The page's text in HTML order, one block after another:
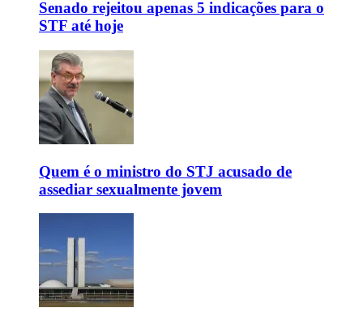
Senado rejeitou apenas 5 indicações para o
STF até hoje
Quem é o ministro do STJ acusado de
assediar sexualmente jovem